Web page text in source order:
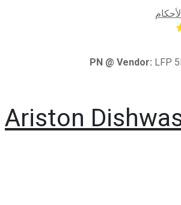
PN @ Vendor: LFP
Ariston